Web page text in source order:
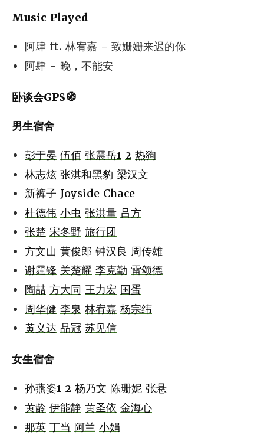
Music Played
阿肆 ft. 林宥嘉 - 致姗姗来迟的你
阿肆 - 晚，不能安
卧谈会GPS🧭
男生宿舍
彭于晏 伍佰 张震岳1 2 热狗
林志炫 张淇和黑豹 梁汉文
新裤子 Joyside Chace
杜德伟 小虫 张洪量 吕方
张楚 宋冬野 旅行团
方文山 黄俊郎 钟汉良 周传雄
谢霆锋 关楚耀 李克勤 雷颂德
陶喆 方大同 王力宏 国蛋
周华健 李泉 林宥嘉 杨宗纬
黄义达 品冠 苏见信
女生宿舍
孙燕姿1 2 杨乃文 陈珊妮 张悬
黄龄 伊能静 黄圣依 金海心
那英 丁当 阿兰 小娟